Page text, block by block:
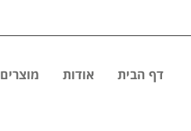
דף הבית אודות מוצרים